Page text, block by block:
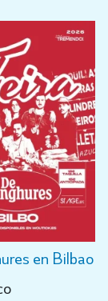
en Bilbao